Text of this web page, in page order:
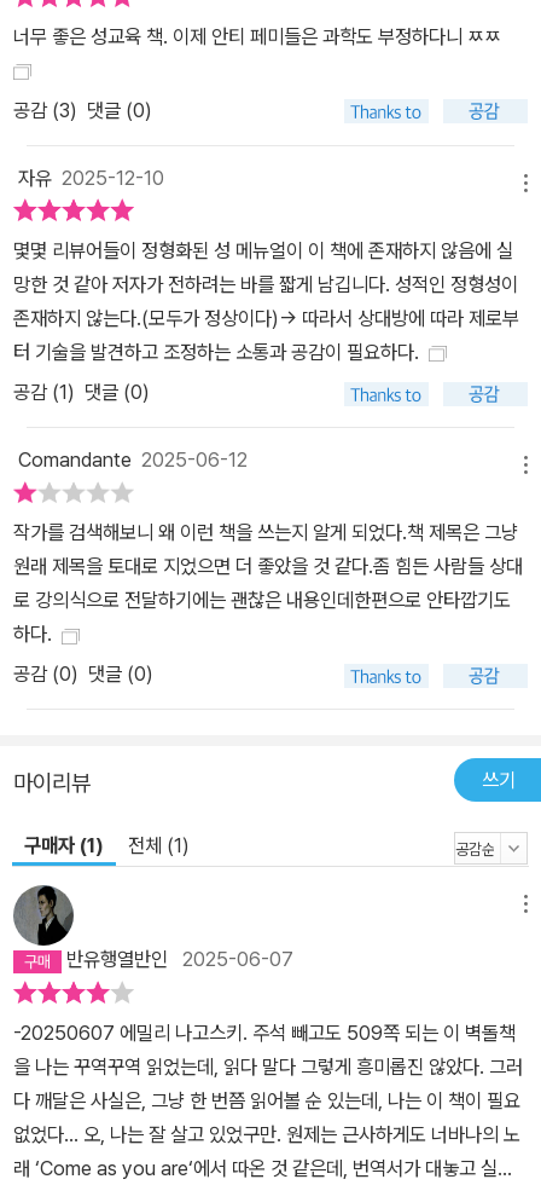
넷째 삶 속에서 성적 자극을 늘리도록(맥락 바꾸기) 한다. 성적 흥분
은 학습의 문제다. 파트너와 성욕의 차이가 나는 것 역시 문제가 아니
며, 핵심은 그 차이를 다루는 두 사람의 방식에 있다. 섹슈얼리티는 각
개인의 언어, 즉 ‘어휘’다. 내가 섹스를 과도하게 혹은 너무 적게 원하
는 걸까? 저자는 “성욕의 격차를 해결하는 가장 좋은 방법은 서로에
게 친절히 대하는 것”이라고 조언한다. 사실 훌륭한 섹스에서 성욕이
차지하는 비중은 크지 않다. 둘 사이에 “충분히 안전한 맥락”을 키우
고, 영혼의 야생을 향한 도약을 과감하게 시도하면 된다. 올바른 맥락
에서 일어나는 성적 행위는 인간이 즐길 수 있는 가장 즐거운 경험이
다. 섹스는 파트너와 강하게 결속시켜주고, 행복한 화학물질로 온몸
을 뒤덮으며, 생물학적 욕구를 만족시키고, 나아가 영적으로 고양된
느낌까지 준다. 맥락에 따라 섹스는 맛있는 것에서 구역질 나는 것, 재
보는 훌륭한 성관계 아래는 사람들이 흔히 하는 오해에 대해 저자가
책 전체에 걸쳐 바로잡아놓은 것이다. ·여성도 사정을 한다. ·성 반응
에 이상이 생겼다면 액셀을 충분히 밟지 않아서가 아니라, 브레이크
를 건 게 원인일 가능성이 높다. ·어떤 사람은 액셀과 브레이크 둘 다
민감하며, 어떤 사람은 둘 다 둔감하다. ·액셀은 민감한데 브레이크는
잘 작동시키지 않는 사람은 불규칙한 콘돔 사용, 다수의 섹스 파트너,
초래할 수 있다. ·우리 중 10~20퍼센트는 불안하거나 우울할 때 성적
를 맺는 것은 안전하며, 홀로인 것 역시 안전하다. ·낮은 성욕이란 파
트너를 만족시킬 만큼의 빈도로 섹스를 원하지 않는 것일 뿐이다. ·자
신이 좋아하지 않는 섹스를 원하지 않는 것은 정상이다. ·욕정, 욕망,
화학 반응, 성적 매력은 최적의 섹스를 구성하는 데 극히 미미한 요소
일 뿐이다. ·훌륭한 섹스를 하는 사람은 무작정 침대에 올라가 눕지 않
고 맥락을 키운다. ·훌륭한 섹스는 파트너를 더 깊은 내면세계로 데려
간다. ·수십 년간 강한 성적 유대를 유지하는 커플은 “섹스를 우선순
위에 두는” “친구”다. ·오르가슴은 ‘성기의 반응’이 아니고, ‘쾌락의
절정’도 아니며, ‘우열’도 아니다. ·오르가슴은 대개 질이 아닌 음핵의
자극을 통해 일어난다. 음핵은 에로틱한 감각이 총집결하는 대형 터
미널이다. ·스트레스를 받을 때 오르가슴을 향한 충동을 느끼는 사람
도 있다. ·쾌락은 상태가 아닌 과정이다. ·비정상으로 여길 만한 성적
너무 좋은 성교육 책. 이제 안티 페미들은 과학도 부정하다니 ㅉㅉ
공감 (3) 댓글 (0)
자유 2025-12-10
몇몇 리뷰어들이 정형화된 성 메뉴얼이 이 책에 존재하지 않음에 실
망한 것 같아 저자가 전하려는 바를 짧게 남깁니다. 성적인 정형성이
존재하지 않는다.(모두가 정상이다)-> 따라서 상대방에 따라 제로부
터 기술을 발견하고 조정하는 소통과 공감이 필요하다.
공감 (1) 댓글 (0)
Comandante 2025-06-12
작가를 검색해보니 왜 이런 책을 쓰는지 알게 되었다.책 제목은 그냥
원래 제목을 토대로 지었으면 더 좋았을 것 같다.좀 힘든 사람들 상대
로 강의식으로 전달하기에는 괜찮은 내용인데한편으로 안타깝기도
하다.
공감 (0) 댓글 (0)
마이리뷰 쓰기
구매자 (1) 전체 (1)
반유행열반인 2025-06-07
-20250607 에밀리 나고스키. 주석 빼고도 509쪽 되는 이 벽돌책
을 나는 꾸역꾸역 읽었는데, 읽다 말다 그렇게 흥미롭진 않았다. 그러
다 깨달은 사실은, 그냥 한 번쯤 읽어볼 순 있는데, 나는 이 책이 필요
없었다… 오, 나는 잘 살고 있었구만. 원제는 근사하게도 너바나의 노
래 ‘Come as you are‘에서 따온 것 같은데, 번역서가 대놓고 실용